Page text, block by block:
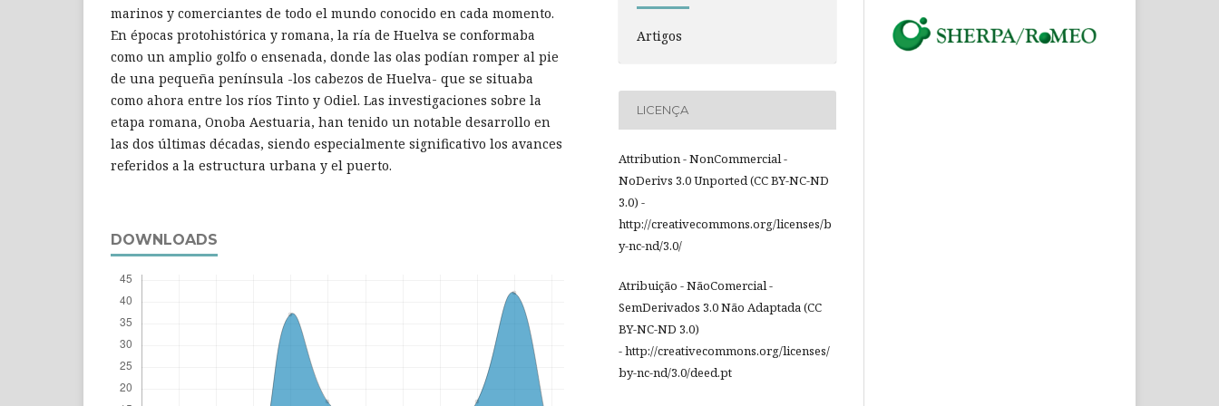
marinos y comerciantes de todo el mundo conocido en cada momento.
En épocas protohistórica y romana, la ría de Huelva se conformaba
como un amplio golfo o ensenada, donde las olas podían romper al pie
de una pequeña península -los cabezos de Huelva- que se situaba
como ahora entre los ríos Tinto y Odiel. Las investigaciones sobre la
etapa romana, Onoba Aestuaria, han tenido un notable desarrollo en
las dos últimas décadas, siendo especialmente significativo los avances
referidos a la estructura urbana y el puerto.
DOWNLOADS
Artigos
LICENÇA
Attribution - NonCommercial -
NoDerivs 3.0 Unported (CC BY-NC-ND
3.0) -
http://creativecommons.org/licenses/b
y-nc-nd/3.0/
Atribuição - NãoComercial -
SemDerivados 3.0 Não Adaptada (CC
BY-NC-ND 3.0)
- http://creativecommons.org/licenses/
by-nc-nd/3.0/deed.pt